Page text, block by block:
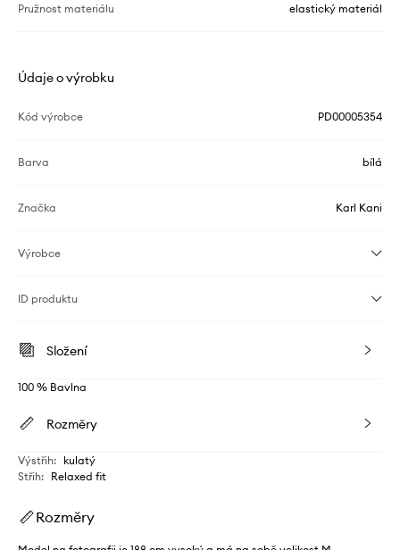
Pružnost materiálu elastický materiál
Údaje o výrobku
Kód výrobce PD00005354
Barva bílá
Značka Karl Kani
Výrobce
ID produktu
Složení
100 % Bavlna
Rozměry
Výstřih: kulatý
Střih: Relaxed fit
Rozměry